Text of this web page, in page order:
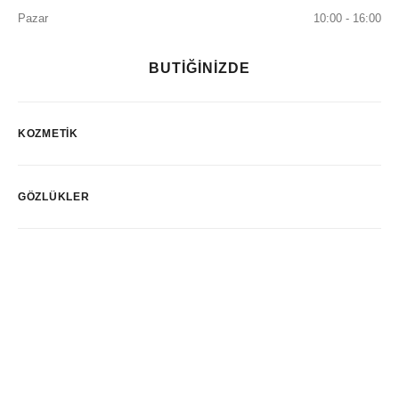
Pazar
10:00 - 16:00
BUTİĞİNİZDE
KOZMETIK
GÖZLÜKLER